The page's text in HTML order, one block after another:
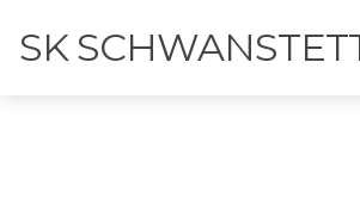
SK